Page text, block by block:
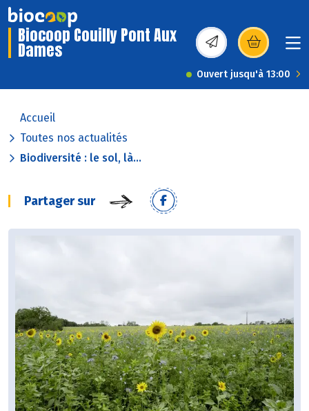
Biocoop Couilly Pont Aux
Dames (s’ouvre dans une
Ouvert jusqu'à 13:00
Accueil
Toutes nos actualités
Biodiversité : le sol, là...
Partager sur